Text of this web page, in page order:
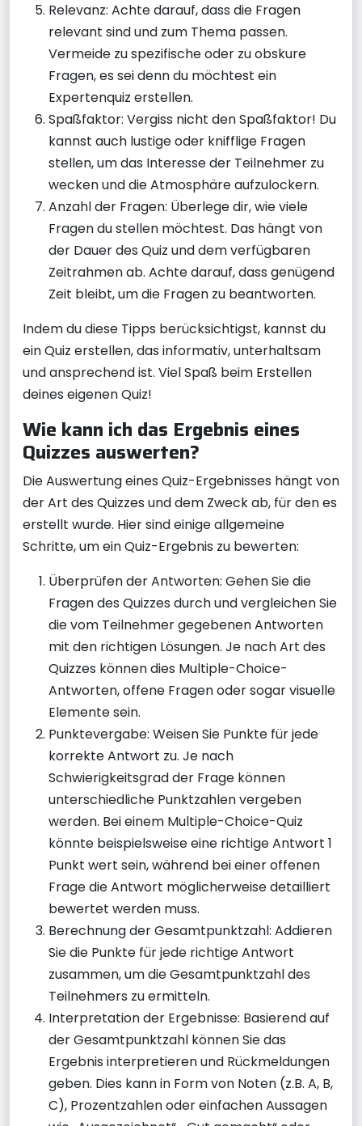
Relevanz: Achte darauf, dass die Fragen
relevant sind und zum Thema passen.
Vermeide zu spezifische oder zu obskure
Fragen, es sei denn du möchtest ein
Expertenquiz erstellen.
Spaßfaktor: Vergiss nicht den Spaßfaktor! Du
kannst auch lustige oder knifflige Fragen
stellen, um das Interesse der Teilnehmer zu
wecken und die Atmosphäre aufzulockern.
Anzahl der Fragen: Überlege dir, wie viele
Fragen du stellen möchtest. Das hängt von
der Dauer des Quiz und dem verfügbaren
Zeitrahmen ab. Achte darauf, dass genügend
Zeit bleibt, um die Fragen zu beantworten.
Indem du diese Tipps berücksichtigst, kannst du
ein Quiz erstellen, das informativ, unterhaltsam
und ansprechend ist. Viel Spaß beim Erstellen
deines eigenen Quiz!
Wie kann ich das Ergebnis eines
Quizzes auswerten?
Die Auswertung eines Quiz-Ergebnisses hängt von
der Art des Quizzes und dem Zweck ab, für den es
erstellt wurde. Hier sind einige allgemeine
Schritte, um ein Quiz-Ergebnis zu bewerten:
Überprüfen der Antworten: Gehen Sie die
Fragen des Quizzes durch und vergleichen Sie
die vom Teilnehmer gegebenen Antworten
mit den richtigen Lösungen. Je nach Art des
Quizzes können dies Multiple-Choice-
Antworten, offene Fragen oder sogar visuelle
Elemente sein.
Punktevergabe: Weisen Sie Punkte für jede
korrekte Antwort zu. Je nach
Schwierigkeitsgrad der Frage können
unterschiedliche Punktzahlen vergeben
werden. Bei einem Multiple-Choice-Quiz
könnte beispielsweise eine richtige Antwort 1
Punkt wert sein, während bei einer offenen
Frage die Antwort möglicherweise detailliert
bewertet werden muss.
Berechnung der Gesamtpunktzahl: Addieren
Sie die Punkte für jede richtige Antwort
zusammen, um die Gesamtpunktzahl des
Teilnehmers zu ermitteln.
Interpretation der Ergebnisse: Basierend auf
der Gesamtpunktzahl können Sie das
Ergebnis interpretieren und Rückmeldungen
geben. Dies kann in Form von Noten (z.B. A, B,
C), Prozentzahlen oder einfachen Aussagen